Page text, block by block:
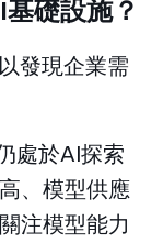
礎設施？
發現企業需
處於AI探索
、模型供應
注模型能力